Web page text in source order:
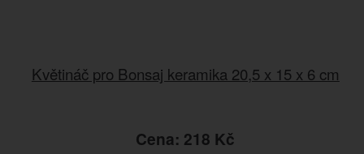
Květináč pro Bonsaj keramika 20,5 x 15 x 6 cm
Cena: 218 Kč